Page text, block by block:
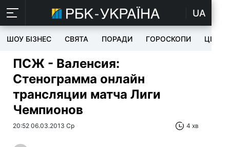
UA
ШОУ БІЗНЕС СВЯТА ПОРАДИ ГОРОСКОПИ ЦІКАВЕ
ПСЖ - Валенсия:
Стенограмма онлайн
трансляции матча Лиги
Чемпионов
20:52 06.03.2013 Ср 4 хв